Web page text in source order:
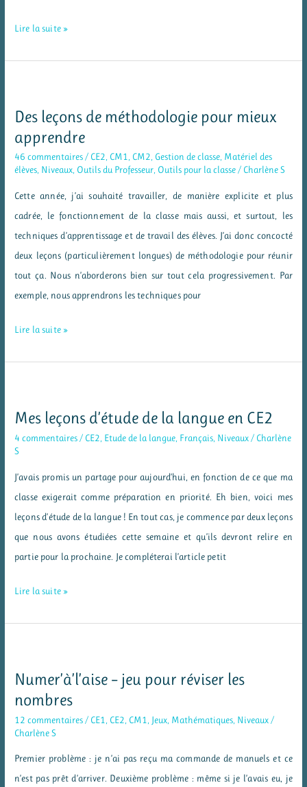
Mes
Lire la suite »
Des leçons de méthodologie pour mieux
apprendre
46 commentaires/ CE2, CM1, CM2, Gestion de classe, Matériel des
élèves, Niveaux, Outils du Professeur, Outils pour la classe/ Charlène S
Cette année, j’ai souhaité travailler, de manière explicite et plus
cadrée, le fonctionnement de la classe mais aussi, et surtout, les
techniques d’apprentissage et de travail des élèves. J’ai donc concocté
deux leçons (particulièrement longues) de méthodologie pour réunir
tout ça. Nous n’aborderons bien sur tout cela progressivement. Par
exemple, nous apprendrons les techniques pour
Des
apprendre
Lire la suite »
Mes leçons d’étude de la langue en CE2
4 commentaires / CE2 Etude de la langue Français Niveaux / Charlène
S
J’avais promis un partage pour aujourd’hui, en fonction de ce que ma
classe exigerait comme préparation en priorité. Eh bien, voici mes
leçons d’étude de la langue ! En tout cas, je commence par deux leçons
que nous avons étudiées cette semaine et qu’ils devront relire en
partie pour la prochaine. Je compléterai l’article petit
Mes
en
CE2
Lire la suite »
Numer’à’l’aise – jeu pour réviser les
nombres
12 commentaires / CE1 CE2 CM1 Jeux Mathématiques Niveaux /
Charlène S
Premier problème : je n’ai pas reçu ma commande de manuels et ce
n’est pas prêt d’arriver. Deuxième problème : même si je l’avais eu, je